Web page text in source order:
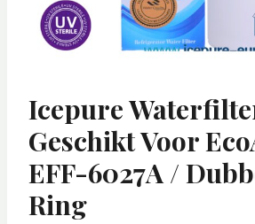
Icepure
Geschikt Voor
EFF-6027A /
Ring